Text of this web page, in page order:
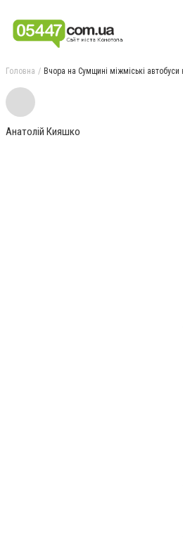
Головна Вчора на Сумщині міжміські автобуси
Анатолій Кияшко